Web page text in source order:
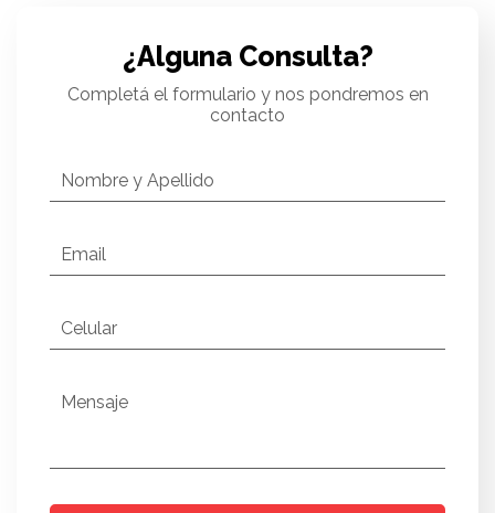
¿Alguna Consulta?
Completá el formulario y nos pondremos en
contacto
Nombre y Apellido
Email
Celular
Mensaje